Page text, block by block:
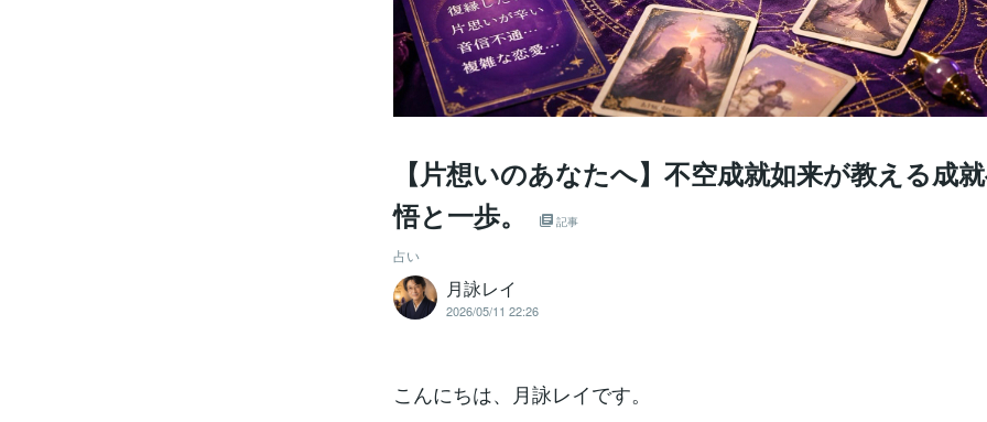
【片想いのあなたへ】不空成就如来が教える成
悟と一歩。
記事
占い
月詠レイ
2026/05/11 22:26
こんにちは、月詠レイです。